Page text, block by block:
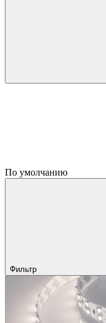
По умолчанию
Фильтр